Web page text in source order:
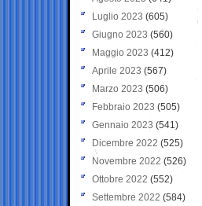
Luglio 2023 (605)
Giugno 2023 (560)
Maggio 2023 (412)
Aprile 2023 (567)
Marzo 2023 (506)
Febbraio 2023 (505)
Gennaio 2023 (541)
Dicembre 2022 (525)
Novembre 2022 (526)
Ottobre 2022 (552)
Settembre 2022 (584)